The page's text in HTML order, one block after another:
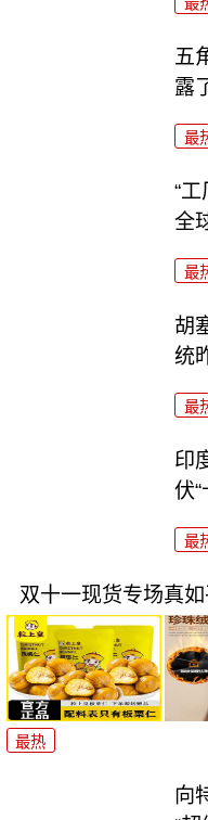
五
露
最
“
全
最
胡
统
最
印
伏“
最
双十一现货专场真
最热
向